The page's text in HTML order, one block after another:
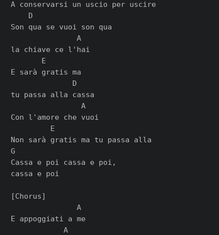
A conservarsi un uscio per uscire
    D
Son qua se vuoi son qua
               A
la chiave ce l'hai
       E
E sarà gratis ma
              D
tu passa alla cassa
                A
Con l'amore che vuoi
         E
Non sarà gratis ma tu passa alla
G
Cassa e poi cassa e poi,
cassa e poi
[Chorus]
               A
E appoggiati a me
            A